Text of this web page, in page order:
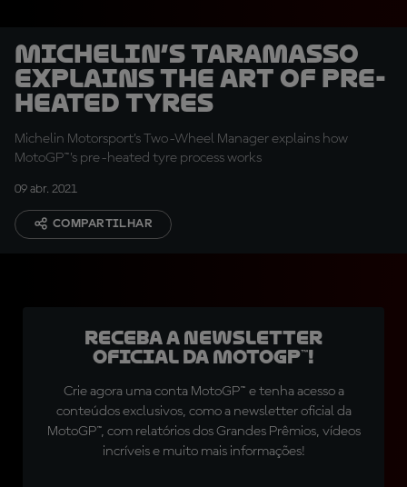
Michelin’s Taramasso
explains the art of pre-
heated tyres
Michelin Motorsport’s Two-Wheel Manager explains how
MotoGP™’s pre-heated tyre process works
09 abr. 2021
COMPARTILHAR
Receba a newsletter
oficial da MotoGP™!
Crie agora uma conta MotoGP™ e tenha acesso a
conteúdos exclusivos, como a newsletter oficial da
MotoGP™, com relatórios dos Grandes Prêmios, vídeos
incríveis e muito mais informações!